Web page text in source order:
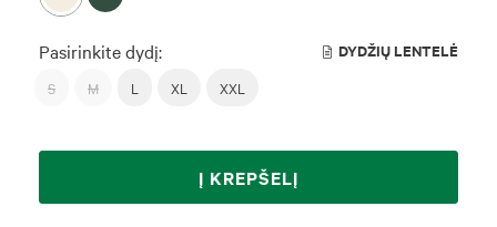
Pasirinkite dydį: DYDŽIŲ LENTELĖ
S M L XL XXL
Į KREPŠELĮ